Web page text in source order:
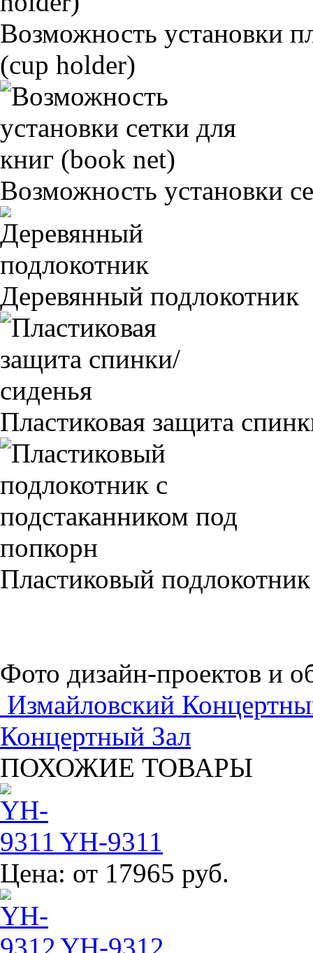
Возможность установки
(cup holder)
Возможность установки
Деревянный подлокотник
Пластиковая защита
Пластиковый
Фото дизайн-проектов и
Измайловский
Концертный Зал
ПОХОЖИЕ ТОВАРЫ
YH-9311
Цена: от 17965 руб.
YH-9312